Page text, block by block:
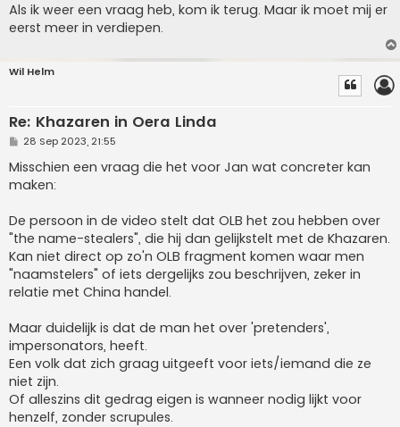
Als ik weer een vraag heb, kom ik terug. Maar ik moet mij er
eerst meer in verdiepen.
Wil Helm
Re: Khazaren in Oera Linda
P
s
t
28 Sep 2023, 21:55
Misschien een vraag die het voor Jan wat concreter kan
maken:
De persoon in de video stelt dat OLB het zou hebben over
"the name-stealers", die hij dan gelijkstelt met de Khazaren.
Kan niet direct op zo'n OLB fragment komen waar men
"naamstelers" of iets dergelijks zou beschrijven, zeker in
relatie met China handel.
Maar duidelijk is dat de man het over 'pretenders',
impersonators, heeft.
Een volk dat zich graag uitgeeft voor iets/iemand die ze
niet zijn.
Of alleszins dit gedrag eigen is wanneer nodig lijkt voor
henzelf, zonder scrupules.